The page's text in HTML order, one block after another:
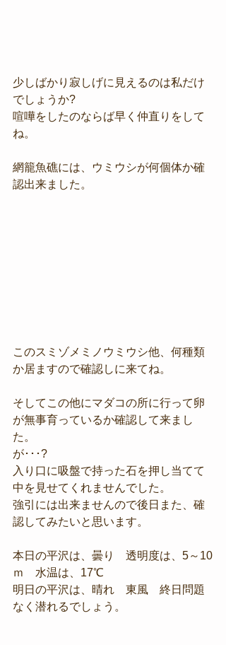
少しばかり寂しげに見えるのは私だけ
でしょうか?
喧嘩をしたのならば早く仲直りをして
ね。
網籠魚礁には、ウミウシが何個体か確
認出来ました。
このスミゾメミノウミウシ他、何種類
か居ますので確認しに来てね。
そしてこの他にマダコの所に行って卵
が無事育っているか確認して来まし
た。
が･･･?
入り口に吸盤で持った石を押し当てて
中を見せてくれませんでした。
強引には出来ませんので後日また、確
認してみたいと思います。
本日の平沢は、曇り　透明度は、5～10
ｍ　水温は、17℃
明日の平沢は、晴れ　東風　終日問題
なく潜れるでしょう。